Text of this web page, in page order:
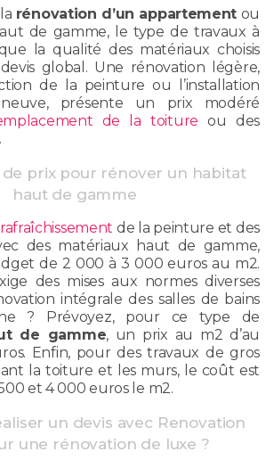
rénovation d’un appartement ou
de gamme, le type de travaux à
la qualité des matériaux choisis
global. Une rénovation légère,
de la peinture ou l’installation
neuve, présente un prix modéré
de la toiture ou des
prix pour rénover un habitat
haut de gamme
de la peinture et des
des matériaux haut de gamme,
de 2 000 à 3 000 euros au m2.
des mises aux normes diverses
intégrale des salles de bains
? Prévoyez, pour ce type de
de gamme, un prix au m2 d’au
Enfin, pour des travaux de gros
la toiture et les murs, le coût est
et 4 000 euros le m2.
un devis avec Renovation
une rénovation de luxe ?